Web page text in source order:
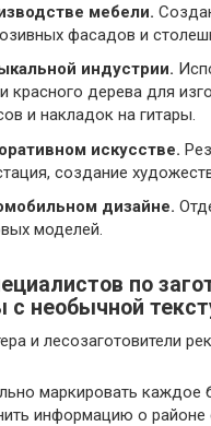
мебели.
фасадов и
индустрии.
красного дерева для
и накладок на гитары.
искусстве.
создание
дизайне.
моделей.
по
с необычной
и лесозаготовители
маркировать каждое
информацию о районе